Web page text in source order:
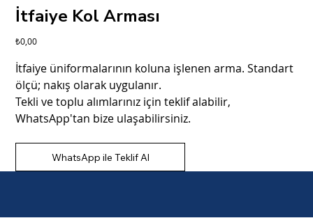
İtfaiye Kol Arması
Fiyat
₺0,00
İtfaiye üniformalarının koluna işlenen arma. Standart
ölçü; nakış olarak uygulanır.
Tekli ve toplu alımlarınız için teklif alabilir,
WhatsApp'tan bize ulaşabilirsiniz.
WhatsApp ile Teklif Al